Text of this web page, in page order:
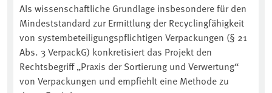
Als wissenschaftliche Grundlage insbesondere für den
Mindeststandard zur Ermittlung der Recyclingfähigkeit
von systembeteiligungspflichtigen Verpackungen (§ 21
Abs. 3 VerpackG) konkretisiert das Projekt den
Rechtsbegriff „Praxis der Sortierung und Verwertung“
von Verpackungen und empfiehlt eine Methode zu